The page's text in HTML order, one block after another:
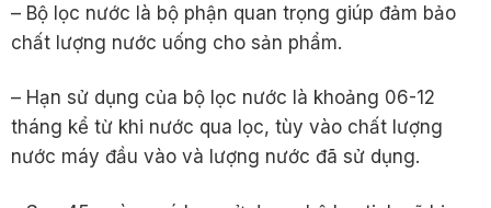
– Bộ lọc nước là bộ phận quan trọng giúp đảm bảo
chất lượng nước uống cho sản phẩm.
– Hạn sử dụng của bộ lọc nước là khoảng 06-12
tháng kể từ khi nước qua lọc, tùy vào chất lượng
nước máy đầu vào và lượng nước đã sử dụng.